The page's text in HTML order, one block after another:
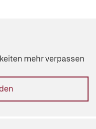
mehr verpassen